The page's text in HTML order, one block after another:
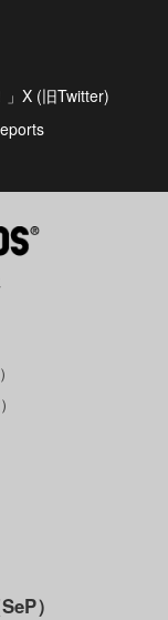
た
に関する
」X (旧Twitter)
）